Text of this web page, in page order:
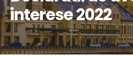
interese 2022